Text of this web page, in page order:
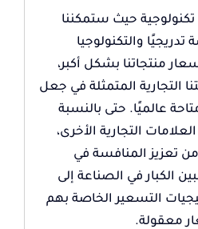
حيث ستمكننا
تدريجيًا والتكنولوجيا
منتجاتنا بشكل أكبر،
التجارية المتمثلة في جعل
عالميًا. حتى بالنسبة
التجارية الأخرى،
تعزيز المنافسة في
الكبار في الصناعة إلى
التسعير الخاصة بهم
معقولة.